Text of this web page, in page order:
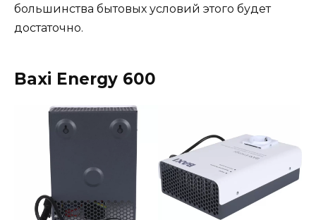
большинства бытовых условий этого будет
достаточно.
Baxi Energy 600